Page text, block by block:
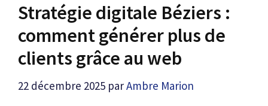
Stratégie digitale Béziers :
comment générer plus de
clients grâce au web
22 décembre 2025 parAmbre Marion